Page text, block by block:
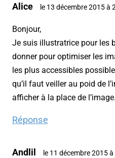
Alice le 13 décembre 2015 à
Bonjour,
Je suis illustratrice pour les
donner pour optimiser les
les plus accessibles
qu’il faut veiller au poid de
afficher à la place de
Réponse
Andlil le 11 décembre 2015